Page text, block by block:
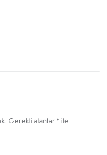
Gerekli alanlar * ile